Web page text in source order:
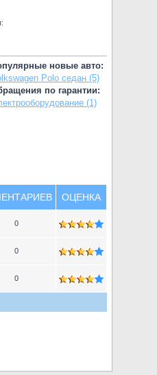
новые авто:
Polo седан (5)
по гарантии:
(1)
ОЦЕНКА
0
0
0